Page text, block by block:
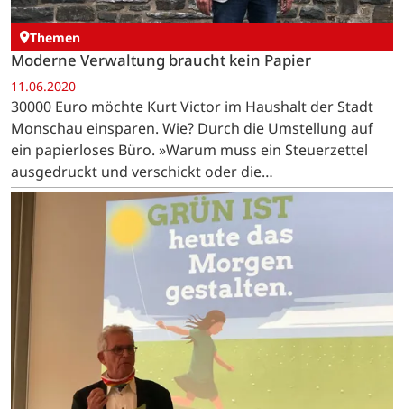
Themen
Moderne Verwaltung braucht kein Papier
11.06.2020
30000 Euro möchte Kurt Victor im Haushalt der Stadt
Monschau einsparen. Wie? Durch die Umstellung auf
ein papierloses Büro. »Warum muss ein Steuerzettel
ausgedruckt und verschickt oder die
Fremdenverkehrsabgabe auf Papier ausgefüllt
werden?«, fragt sich der…